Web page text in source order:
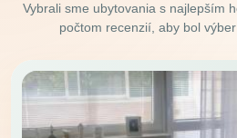
Vybrali sme ubytovania s najlepším
počtom recenzií, aby bol